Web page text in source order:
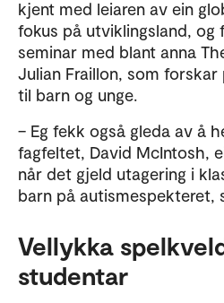
kjent med leiaren av ein
fokus på utviklingsland, og
seminar med blant anna
Julian Fraillon, som
til barn og unge.
– Eg fekk også gleda av å
fagfeltet, David McIntosh,
når det gjeld utagering i
barn på autismespekteret,
Vellykka
studentar